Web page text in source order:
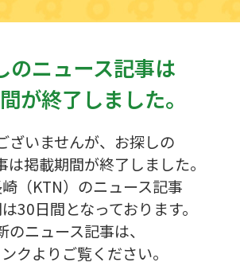
のニュース記事は
が終了しました。
ざいませんが、お探しの
は掲載期間が終了しました。
（KTN）のニュース記事
30日間となっております。
のニュース記事は、
クよりご覧ください。